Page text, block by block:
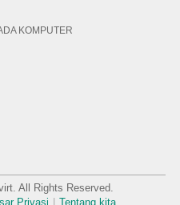
KOMPUTER
All Rights Reserved.
Privasi Tentang kita